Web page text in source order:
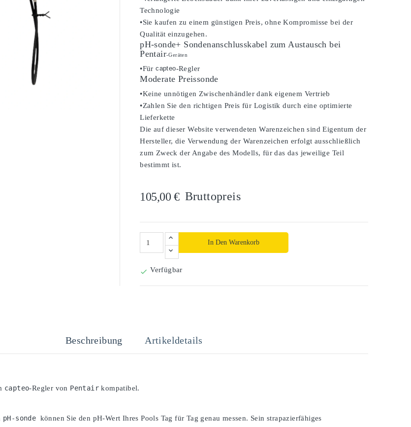
Technologie
•Sie kaufen zu einem günstigen Preis, ohne Kompromisse bei der
Qualität einzugehen.
pH-sonde+ Sondenanschlusskabel zum Austausch bei
Pentair-Geräten
•Fürcapteo-Regler
Moderate Preissonde
•Keine unnötigen Zwischenhändler dank eigenem Vertrieb
•Zahlen Sie den richtigen Preis für Logistik durch eine optimierte
Lieferkette
Die auf dieser Website verwendeten Warenzeichen sind Eigentum der
Hersteller, die Verwendung der Warenzeichen erfolgt ausschließlich
zum Zweck der Angabe des Modells, für das das jeweilige Teil
bestimmt ist.
105,00 € Bruttopreis
In Den Warenkorb
 Verfügbar
Beschreibung Artikeldetails
capteo-Regler von Pentair kompatibel.
pH-sonde können Sie den pH-Wert Ihres Pools Tag für Tag genau messen. Sein strapazierfähiges